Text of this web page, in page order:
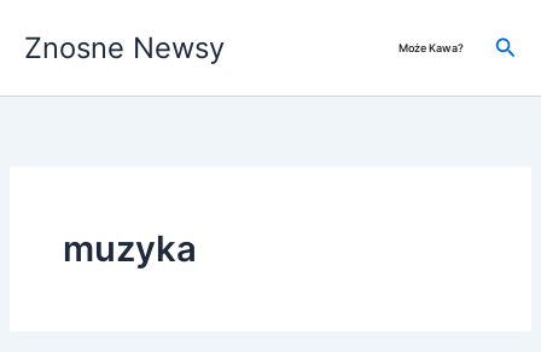
Znosne Newsy Może Kawa?
muzyka